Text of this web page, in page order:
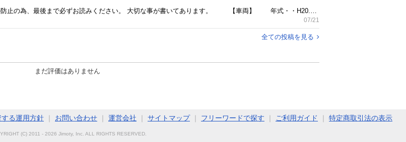
07/21
全ての投稿を見る
まだ評価はありません
る運用方針 お問い合わせ 運営会社 サイトマップ フリーワードで探す ご利用ガイド 特定商取引法の表示
(C) 2011 - 2026 Jimoty, Inc. ALL RIGHTS RESERVED.